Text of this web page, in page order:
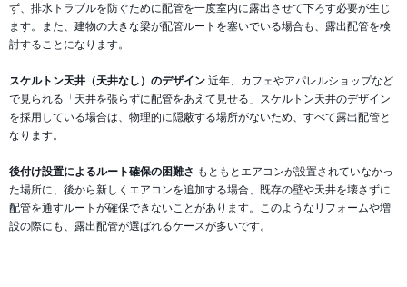
ず、排水トラブルを防ぐために配管を一度室内に露出させて下ろす必要が生じ
ます。また、建物の大きな梁が配管ルートを塞いでいる場合も、露出配管を検
討することになります。
スケルトン天井（天井なし）のデザイン 近年、カフェやアパレルショップなど
で見られる「天井を張らずに配管をあえて見せる」スケルトン天井のデザイン
を採用している場合は、物理的に隠蔽する場所がないため、すべて露出配管と
なります。
後付け設置によるルート確保の困難さ もともとエアコンが設置されていなかっ
た場所に、後から新しくエアコンを追加する場合、既存の壁や天井を壊さずに
配管を通すルートが確保できないことがあります。このようなリフォームや増
設の際にも、露出配管が選ばれるケースが多いです。